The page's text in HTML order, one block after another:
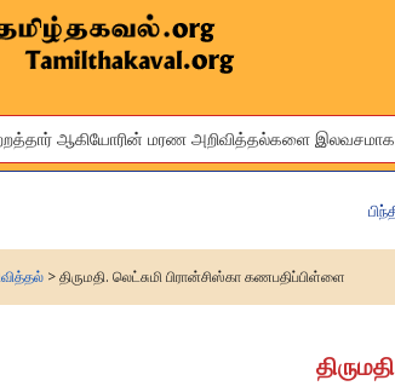
ஆகியோரின் மரண அறிவித்தல்களை இலவசமாக
this service to announce the obituaries of
> திருமதி. லெட்சுமி பிரான்சிஸ்கா கணபதிப்பிள்ளை